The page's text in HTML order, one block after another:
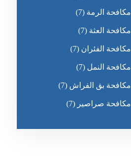
مكافحة الرمة (7)
مكافحة العثة (7)
مكافحة الفئران (7)
مكافحة النمل (7)
مكافحة بق الفراش (7)
مكافحة صراصير (7)